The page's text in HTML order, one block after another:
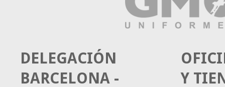
Y
DELEGACIÓN
BARCELONA -